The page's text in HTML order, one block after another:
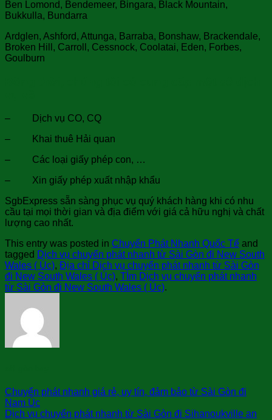
Ben Lomond, Bendemeer, Bingara, Black Mountain,
Bukkulla, Bundarra
Ardglen, Ashford, Attunga, Barraba, Bonshaw, Brackendale,
Broken Hill, Carroll, Cessnock, Coolatai, Eden, Forbes,
Goulburn
– Dịch vụ CO, CQ
– Khai thuê Hải quan
– Các loại giấy phép con, …
– Xin giấy phép xuất nhập khẩu
SgbExpress sẵn sàng phục vụ quý khách hàng khi có nhu
cầu tại mọi thời gian và địa điểm với giá cả hữu nghị và chất
lượng cao nhất.
This entry was posted in Chuyển Phát Nhanh Quốc Tế and
tagged Dịch vụ chuyển phát nhanh từ Sài Gòn đi New South
Wales ( Úc), Địa chỉ Dịch vụ chuyển phát nhanh từ Sài Gòn
đi New South Wales ( Úc), TÌm Dịch vụ chuyển phát nhanh
từ Sài Gòn đi New South Wales ( Úc).
Chuyển phát nhanh giá rẻ, uy tín, đảm bảo từ Sài Gòn đi
Nam Úc
Dịch vụ chuyển phát nhanh từ Sài Gòn đi Sihanoukville an